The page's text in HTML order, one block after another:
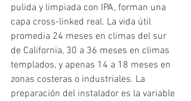
pulida y limpiada con IPA, forman una
capa cross-linked real. La vida útil
promedia 24 meses en climas del sur
de California, 30 a 36 meses en climas
templados, y apenas 14 a 18 meses en
zonas costeras o industriales. La
preparación del instalador es la variable